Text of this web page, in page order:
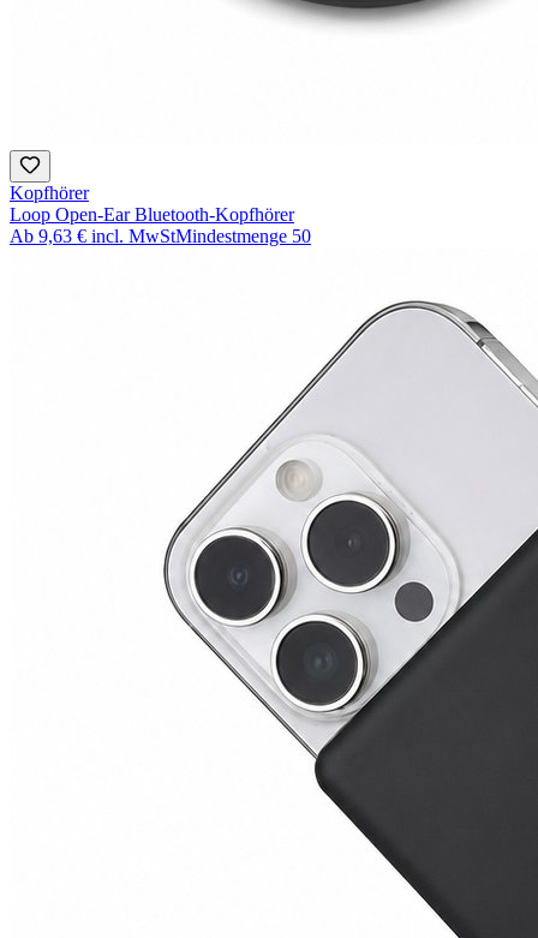
Kopfhörer
Loop Open-Ear Bluetooth-Kopfhörer
Ab 9,63 € incl. MwStMindestmenge 50